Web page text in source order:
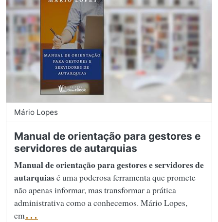
Mário Lopes
Manual de orientação para gestores e
servidores de autarquias
Manual de orientação para gestores e servidores de
autarquiasé uma poderosa ferramenta que promete
não apenas informar, mas transformar a prática
administrativa como a conhecemos. Mário Lopes,
em...